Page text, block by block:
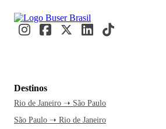
Destinos
Rio de Janeiro ➝ São Paulo
São Paulo ➝ Rio de Janeiro